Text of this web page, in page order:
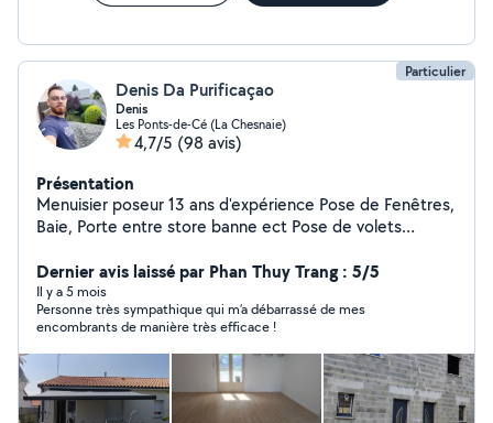
Particulier
Denis Da Purificaçao
Denis
Les Ponts-de-Cé (La Chesnaie)
4,7/5 (98 avis)
Présentation
Menuisier poseur 13 ans d'expérience Pose de Fenêtres,
Baie, Porte entre store banne ect Pose de volets
Pose de parquet stratifié/pvc Remplacement de vitrage
. plaque de véranda Je touche a beaucoup de chose
Rendre le client satisfait de mon travail et mettre mes
compétences en action pour trouve la meilleure
solution Je travail comme si c'était pour moi
Dernier avis laissé par Phan Thuy Trang : 5/5
Il y a 5 mois
Personne très sympathique qui m’a débarrassé de mes
encombrants de manière très efficace !